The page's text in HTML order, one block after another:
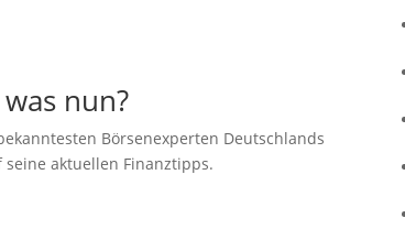
nun?
Börsenexperten Deutschlands
aktuellen Finanztipps.